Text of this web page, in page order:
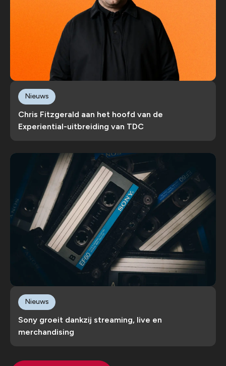
Chris Fitzgerald aan het hoofd van de
Experiential-uitbreiding van TDC
Nieuws
Sony groeit dankzij streaming, live en
merchandising
Nieuws